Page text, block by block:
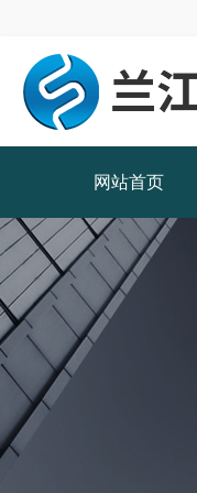
网站首页